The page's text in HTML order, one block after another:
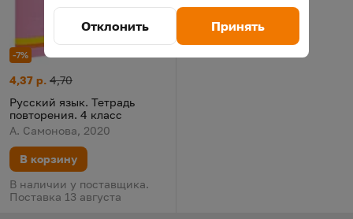
-7%
Русский язык. Тетрадь повторения. 4 класс
Цена:
4,37 р.
Старая цена:
4,70
Русский язык. Тетрадь
повторения. 4 класс
А. Самонова, 2020
В корзину
В наличии у поставщика.
Поставка 13 августа
Отклонить Принять